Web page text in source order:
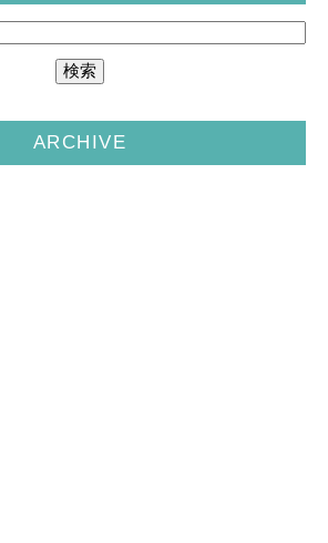
ARCHIVE